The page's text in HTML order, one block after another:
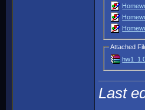
Attached
Last